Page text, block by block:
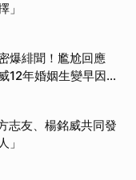
」
爆緋聞！尷尬回應
12年婚姻生變早因
志友、楊銘威共同發
」